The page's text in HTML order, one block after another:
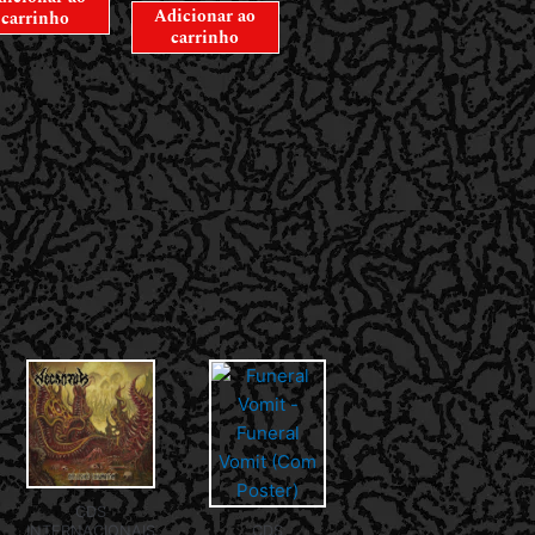
carrinho
Adicionar ao
carrinho
CDS
INTERNACIONAIS
CDS